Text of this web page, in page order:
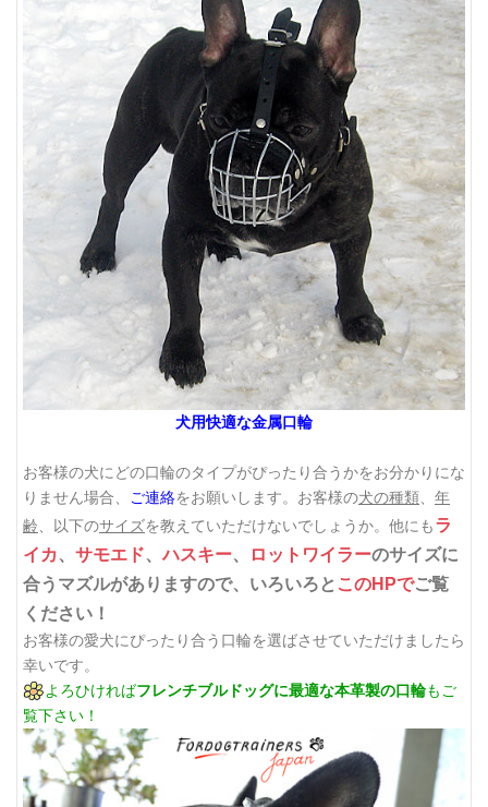
犬用快適な金属口輪
お客様の犬にどの口輪のタイプがぴったり合うかをお分かりにな
りません場合、
ご連絡をお願いします。お客様の犬の種類
年
齢 、以下のサイズを教えていただけないでしょうか。他にもラ
イカ、 サモエド、ハスキー、 ロットワイラーのサイズに
合うマズルがありますので、いろいろと このHPでご覧
ください！
お客様の愛犬にぴったり合う口輪を選ばさせていただけましたら
幸いです。
よろひければフレンチブルドッグに最適な本革製の口輪もご
覧下さい！